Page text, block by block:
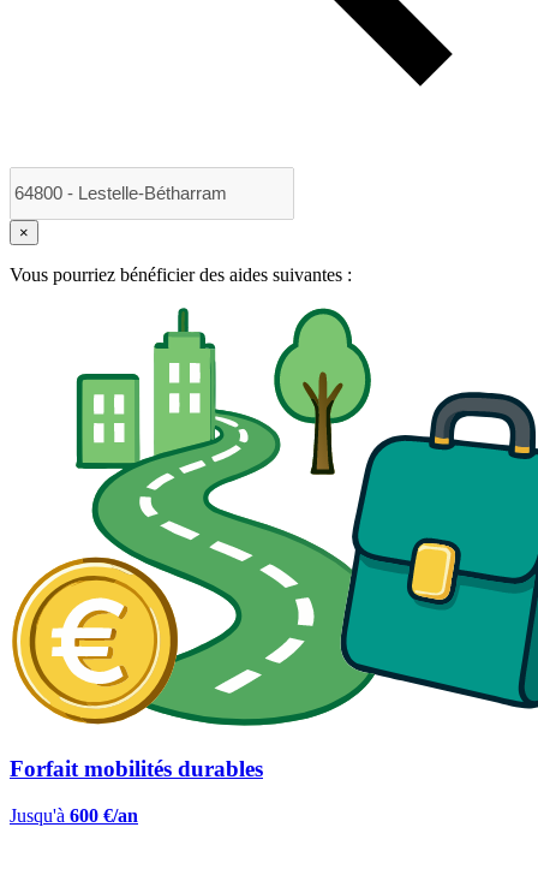
×
Vous pourriez bénéficier des aides suivantes :
Forfait mobilités durables
Jusqu'à 600 €/an